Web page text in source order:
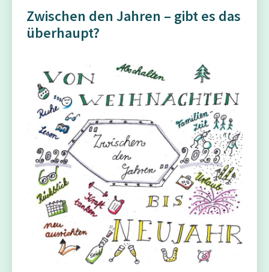
Zwischen den Jahren – gibt es das
überhaupt?